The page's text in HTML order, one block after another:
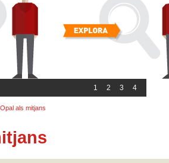
1 2 3 4
Opal als mitjans